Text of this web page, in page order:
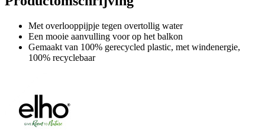
Met overlooppijpje tegen overtollig water
Een mooie aanvulling voor op het balkon
Gemaakt van 100% gerecycled plastic, met windenergie,
100% recyclebaar